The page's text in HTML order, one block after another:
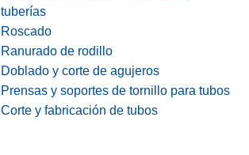
tuberías
Roscado
Ranurado de rodillo
Doblado y corte de agujeros
Prensas y soportes de tornillo para tubos
Corte y fabricación de tubos